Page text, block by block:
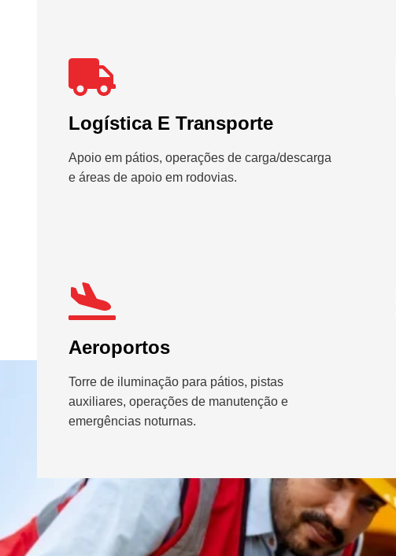
Logística E Transporte
Apoio em pátios, operações de carga/descarga
e áreas de apoio em rodovias.
Aeroportos
Torre de iluminação para pátios, pistas
auxiliares, operações de manutenção e
emergências noturnas.